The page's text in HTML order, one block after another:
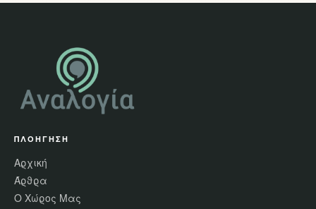
ΠΛΟΉΓΗΣΗ
Αρχική
Άρθρα
Ο Χώρος Μας